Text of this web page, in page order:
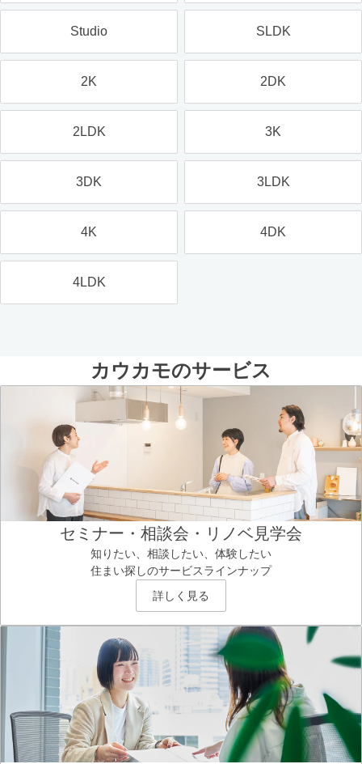
Studio SLDK
2K 2DK
2LDK 3K
3DK 3LDK
4K 4DK
4LDK
カウカモのサービス
セミナー・相談会・リノベ見学会
知りたい、相談したい、体験したい
住まい探しのサービスラインナップ
詳しく見る